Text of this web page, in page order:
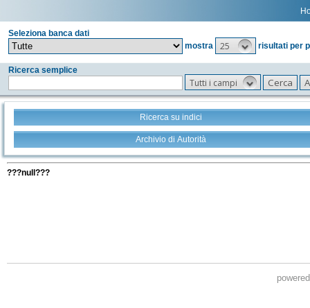
Seleziona banca dati
mostra
25 risultati per
Ricerca semplice
Tutti i campi
Ricerca su indici
Archivio di Autorità
???null???